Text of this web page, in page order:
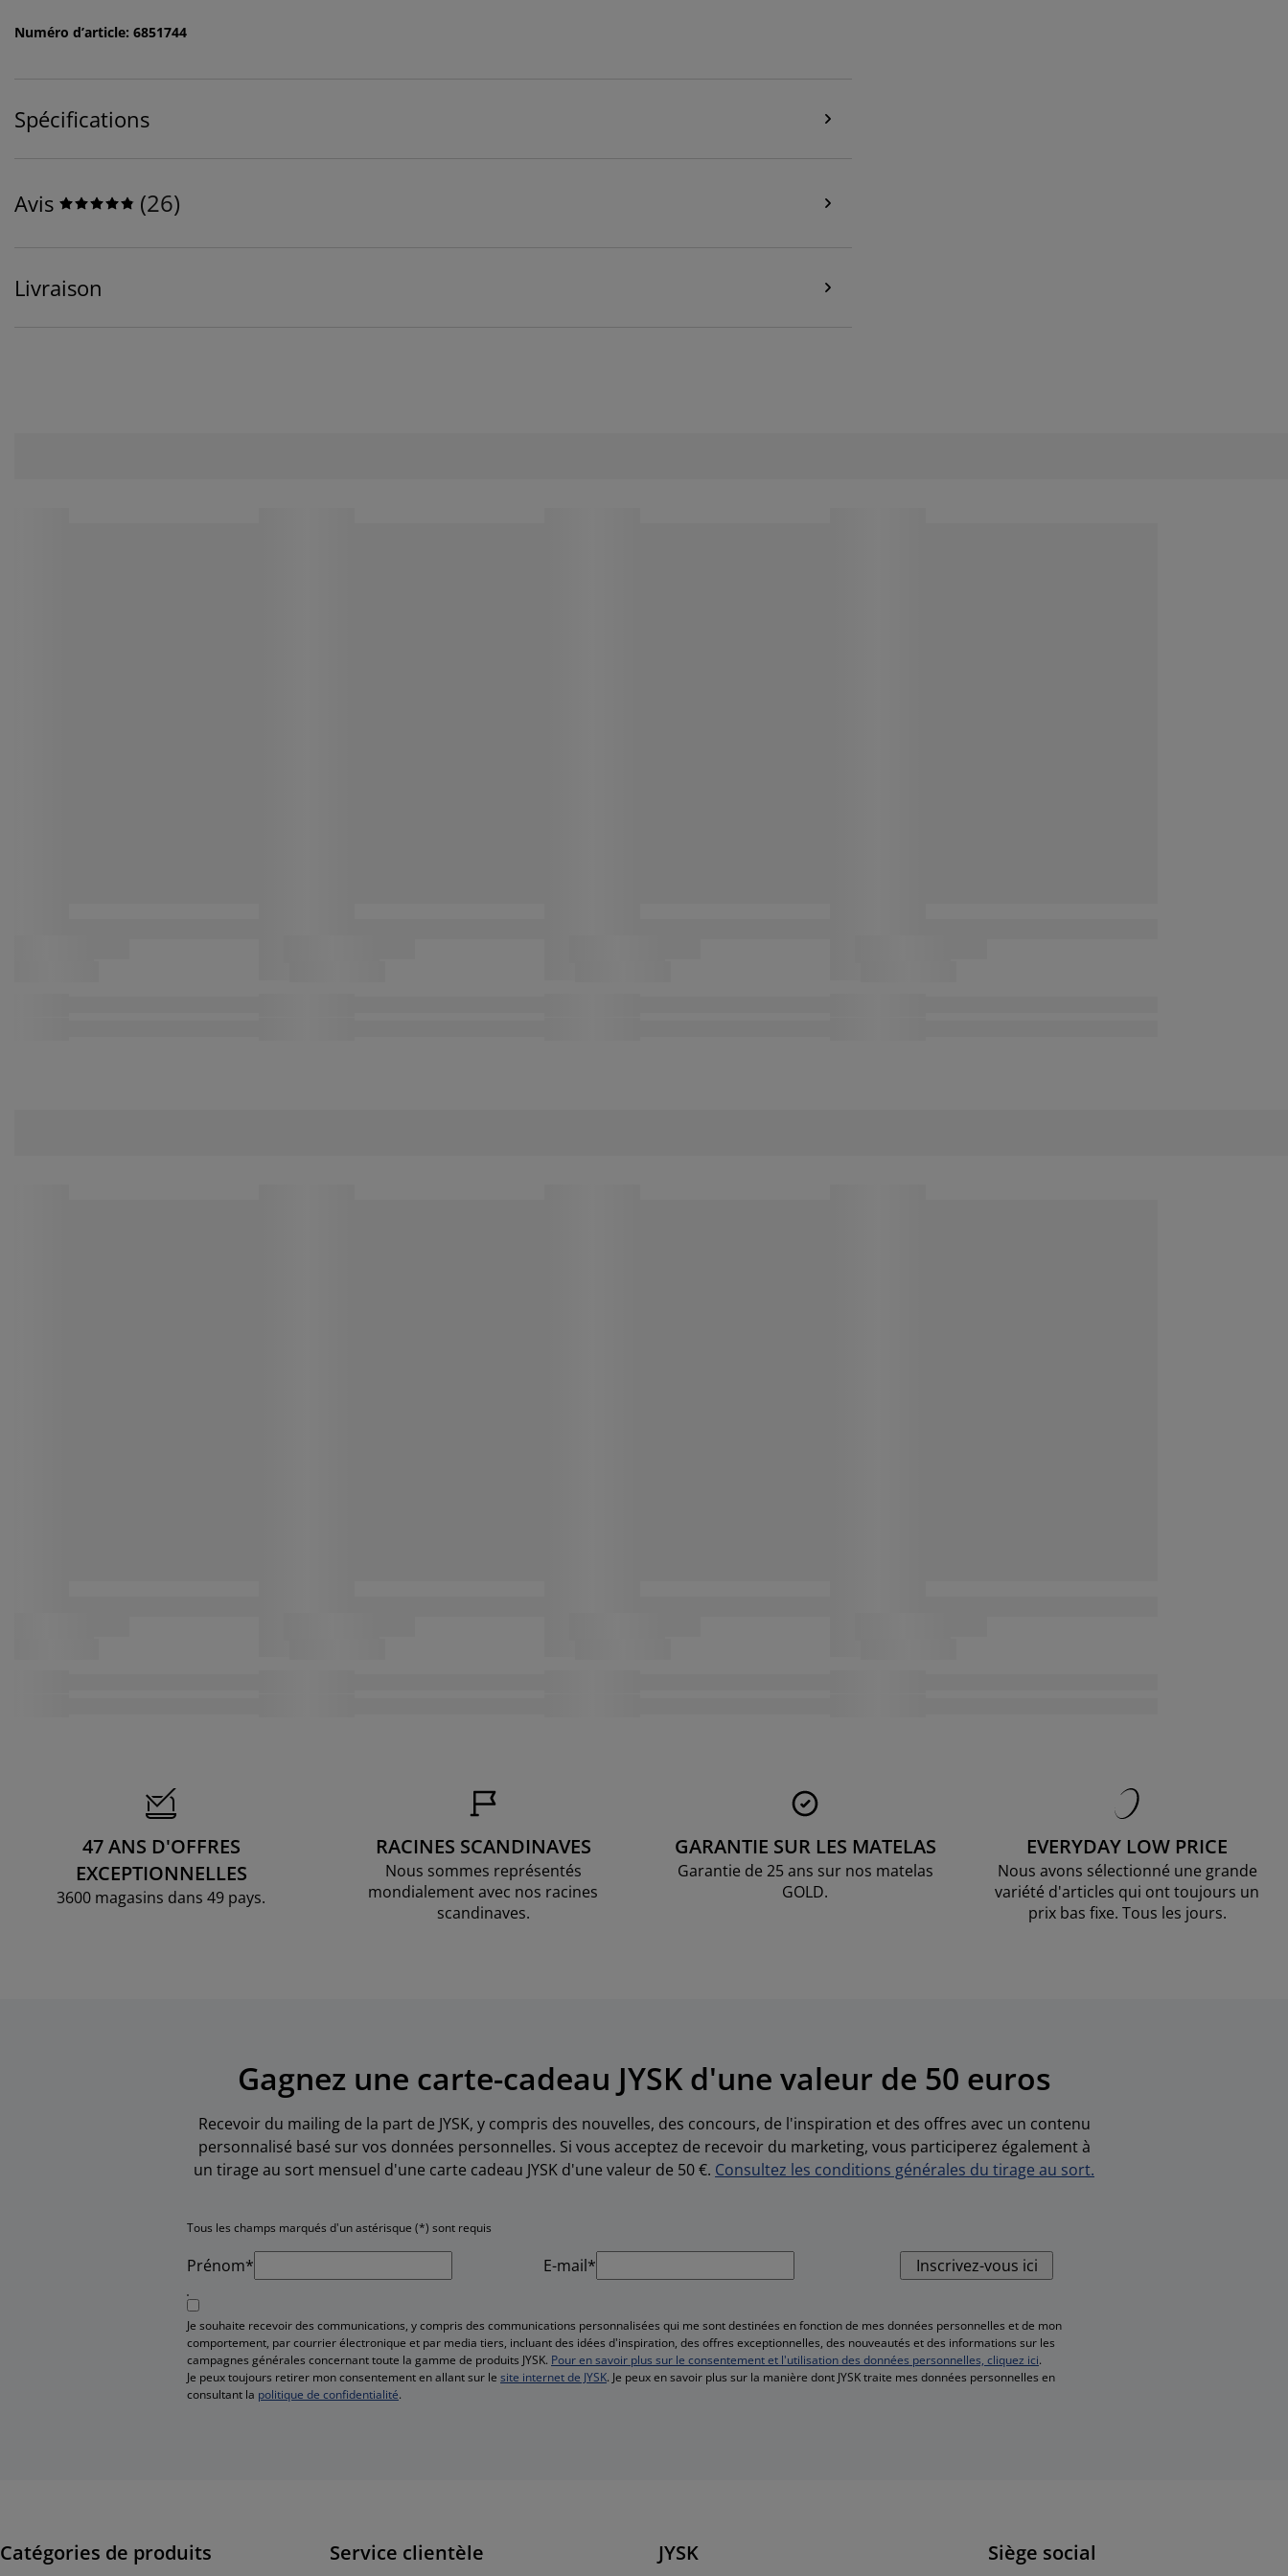
Numéro d’article: 6851744
Spécifications
Avis (26)
Livraison
47 ANS D'OFFRES
EXCEPTIONNELLES
3600 magasins dans 49 pays.
RACINES SCANDINAVES
Nous sommes représentés
mondialement avec nos racines
scandinaves.
GARANTIE SUR LES MATELAS
Garantie de 25 ans sur nos matelas
GOLD.
EVERYDAY LOW PRICE
Nous avons sélectionné une grande
variété d'articles qui ont toujours un
prix bas fixe. Tous les jours.
Gagnez une carte-cadeau JYSK d'une valeur de 50 euros
Recevoir du mailing de la part de JYSK, y compris des nouvelles, des concours, de l'inspiration et des offres avec un contenu
personnalisé basé sur vos données personnelles. Si vous acceptez de recevoir du marketing, vous participerez également à
un tirage au sort mensuel d'une carte cadeau JYSK d'une valeur de 50 €. Consultez les conditions générales du tirage au sort.
Tous les champs marqués d'un astérisque (*) sont requis
Prénom* E-mail* Inscrivez-vous ici
Je souhaite recevoir des communications, y compris des communications personnalisées qui me sont destinées en fonction de mes données personnelles et de mon
comportement, par courrier électronique et par media tiers, incluant des idées d'inspiration, des offres exceptionnelles, des nouveautés et des informations sur les
campagnes générales concernant toute la gamme de produits JYSK. Pour en savoir plus sur le consentement et l'utilisation des données personnelles, cliquez ici.
Je peux toujours retirer mon consentement en allant sur le site internet de JYSK. Je peux en savoir plus sur la manière dont JYSK traite mes données personnelles en
consultant la politique de confidentialité.
Catégories de produits Service clientèle JYSK Siège social